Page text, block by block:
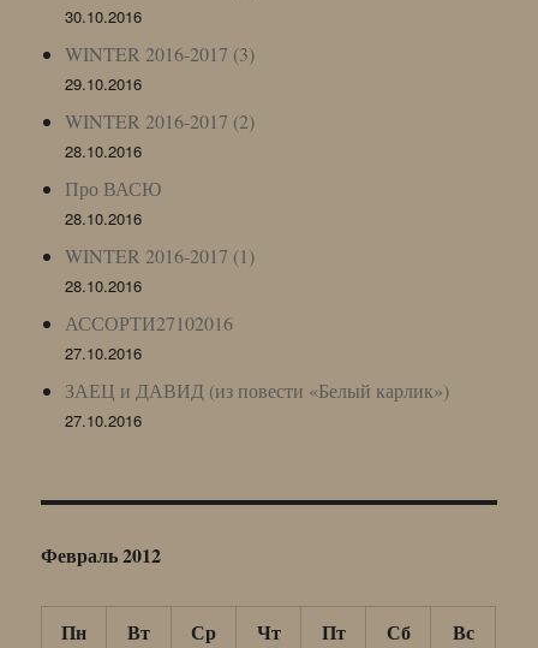
30.10.2016
WINTER 2016-2017 (3)
29.10.2016
WINTER 2016-2017 (2)
28.10.2016
Про ВАСЮ
28.10.2016
WINTER 2016-2017 (1)
28.10.2016
АССОРТИ27102016
27.10.2016
ЗАЕЦ и ДАВИД (из повести «Белый карлик»)
27.10.2016
Февраль 2012
Пн Вт Ср Чт Пт Сб
Вс